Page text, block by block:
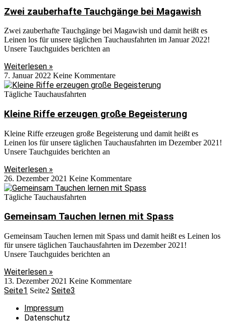
Zwei zauberhafte Tauchgänge bei Magawish
Zwei zauberhafte Tauchgänge bei Magawish und damit heißt es
Leinen los für unsere täglichen Tauchausfahrten im Januar 2022!
Unsere Tauchguides berichten an
Weiterlesen »
7. Januar 2022 Keine Kommentare
Tägliche Tauchausfahrten
Kleine Riffe erzeugen große Begeisterung
Kleine Riffe erzeugen große Begeisterung und damit heißt es
Leinen los für unsere täglichen Tauchausfahrten im Dezember 2021!
Unsere Tauchguides berichten an
Weiterlesen »
26. Dezember 2021 Keine Kommentare
Tägliche Tauchausfahrten
Gemeinsam Tauchen lernen mit Spass
Gemeinsam Tauchen lernen mit Spass und damit heißt es Leinen los
für unsere täglichen Tauchausfahrten im Dezember 2021!
Unsere Tauchguides berichten an
Weiterlesen »
13. Dezember 2021 Keine Kommentare
Seite1 Seite2 Seite3
Impressum
Datenschutz